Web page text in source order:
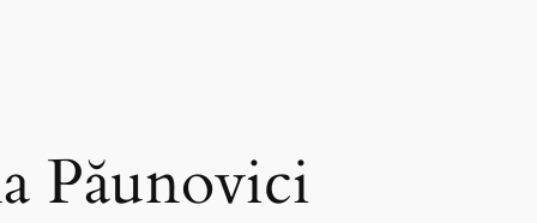
Păunovici